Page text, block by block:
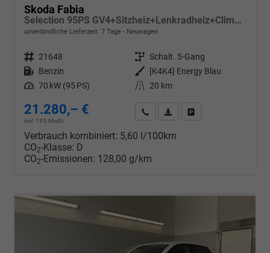
Skoda Fabia
Selection 95PS GV4+Sitzheiz+Lenkradheiz+Climatronic+Sunset+AppConnect+PDC
unverbindliche Lieferzeit: 7 Tage Neuwagen
Fahrzeugnr. 21648 Getriebe Schalt. 5-Gang
Kraftstoff Benzin Außenfarbe
[K4K4] Energy Blau
Leistung 70 kW (95 PS) Kilometerstand 20 km
21.280,– €
incl. 19% MwSt.
Wir rufen Sie anPDF-Datei, Fahrzeugexposé
Verbrauch kombiniert: 5,60 l/100km
CO2-Klasse: D
CO2-Emissionen: 128,00 g/km